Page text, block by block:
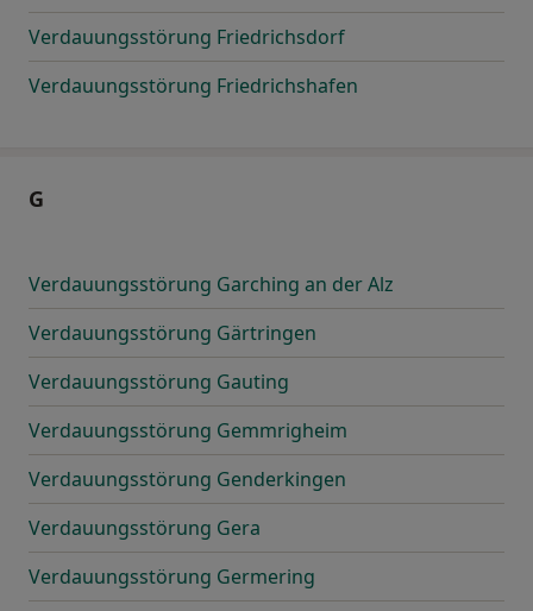
Verdauungsstörung Friedrichsdorf
Verdauungsstörung Friedrichshafen
G
Verdauungsstörung Garching an der Alz
Verdauungsstörung Gärtringen
Verdauungsstörung Gauting
Verdauungsstörung Gemmrigheim
Verdauungsstörung Genderkingen
Verdauungsstörung Gera
Verdauungsstörung Germering